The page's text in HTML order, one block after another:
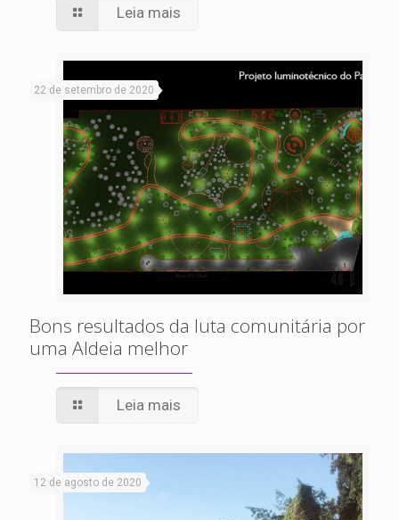
Leia mais
22 de setembro de 2020
Bons resultados da luta comunitária por
uma Aldeia melhor
Leia mais
12 de agosto de 2020